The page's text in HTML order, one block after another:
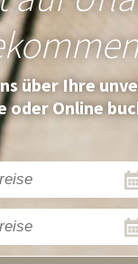
über Ihre
oder Online